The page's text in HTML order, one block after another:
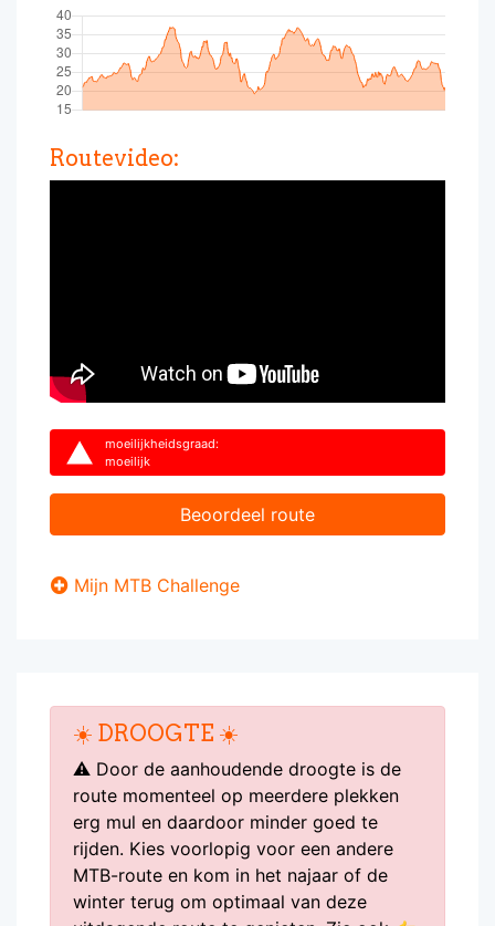
Routevideo:
moeilijkheidsgraad:
moeilijk
Beoordeel route
Mijn MTB Challenge
☀️ DROOGTE ☀️
⚠️ Door de aanhoudende droogte is de
route momenteel op meerdere plekken
erg mul en daardoor minder goed te
rijden. Kies voorlopig voor een andere
MTB-route en kom in het najaar of de
winter terug om optimaal van deze